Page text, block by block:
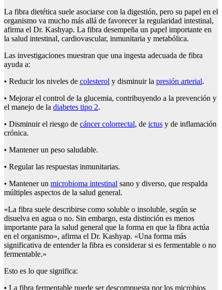
La fibra dietética suele asociarse con la digestión, pero su papel en el
organismo va mucho más allá de favorecer la regularidad intestinal,
afirma el Dr. Kashyap. La fibra desempeña un papel importante en
la salud intestinal, cardiovascular, inmunitaria y metabólica.
Las investigaciones muestran que una ingesta adecuada de fibra
ayuda a:
• Reducir los niveles de colesterol y disminuir la presión arterial.
• Mejorar el control de la glucemia, contribuyendo a la prevención y
el manejo de la diabetes tipo 2.
• Disminuir el riesgo de cáncer colorrectal, de ictus y de inflamación
crónica.
• Mantener un peso saludable.
• Regular las respuestas inmunitarias.
• Mantener un microbioma intestinal sano y diverso, que respalda
múltiples aspectos de la salud general.
«La fibra suele describirse como soluble o insoluble, según se
disuelva en agua o no. Sin embargo, esta distinción es menos
importante para la salud general que la forma en que la fibra actúa
en el organismo», afirma el Dr. Kashyap. «Una forma más
significativa de entender la fibra es considerar si es fermentable o no
fermentable.»
Esto es lo que significa:
• La fibra fermentable puede ser descompuesta por los microbios